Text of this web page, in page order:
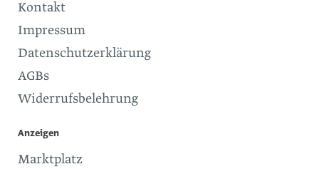
Kontakt
Impressum
Datenschutzerklärung
AGBs
Widerrufsbelehrung
Anzeigen
Marktplatz